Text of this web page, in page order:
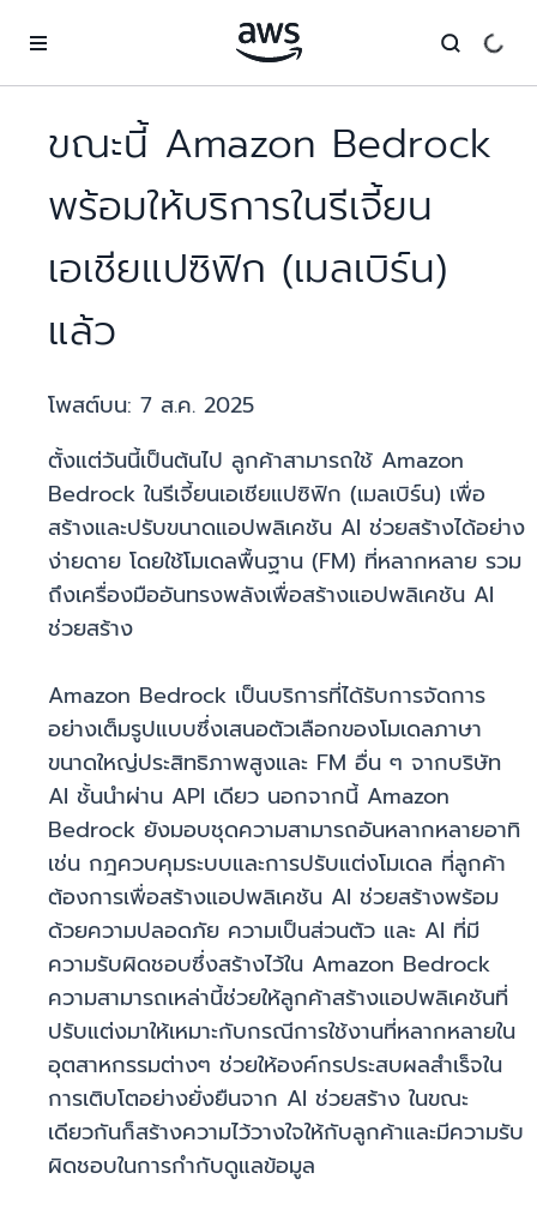
ขณะนี้ Amazon Bedrock
พร้อมให้บริการในรีเจี้ยน
เอเชียแปซิฟิก (เมลเบิร์น)
แล้ว
โพสต์บน: 7 ส.ค. 2025
ตั้งแต่วันนี้เป็นต้นไป ลูกค้าสามารถใช้ Amazon
Bedrock ในรีเจี้ยนเอเชียแปซิฟิก (เมลเบิร์น) เพื่อ
สร้างและปรับขนาดแอปพลิเคชัน AI ช่วยสร้างได้อย่าง
ง่ายดาย โดยใช้โมเดลพื้นฐาน (FM) ที่หลากหลาย รวม
ถึงเครื่องมืออันทรงพลังเพื่อสร้างแอปพลิเคชัน AI
ช่วยสร้าง
Amazon Bedrock เป็นบริการที่ได้รับการจัดการ
อย่างเต็มรูปแบบซึ่งเสนอตัวเลือกของโมเดลภาษา
ขนาดใหญ่ประสิทธิภาพสูงและ FM อื่น ๆ จากบริษัท
AI ชั้นนำผ่าน API เดียว นอกจากนี้ Amazon
Bedrock ยังมอบชุดความสามารถอันหลากหลายอาทิ
เช่น กฎควบคุมระบบและการปรับแต่งโมเดล ที่ลูกค้า
ต้องการเพื่อสร้างแอปพลิเคชัน AI ช่วยสร้างพร้อม
ด้วยความปลอดภัย ความเป็นส่วนตัว และ AI ที่มี
ความรับผิดชอบซึ่งสร้างไว้ใน Amazon Bedrock
ความสามารถเหล่านี้ช่วยให้ลูกค้าสร้างแอปพลิเคชันที่
ปรับแต่งมาให้เหมาะกับกรณีการใช้งานที่หลากหลายใน
อุตสาหกรรมต่างๆ ช่วยให้องค์กรประสบผลสำเร็จใน
การเติบโตอย่างยั่งยืนจาก AI ช่วยสร้าง ในขณะ
เดียวกันก็สร้างความไว้วางใจให้กับลูกค้าและมีความรับ
ผิดชอบในการกำกับดูแลข้อมูล